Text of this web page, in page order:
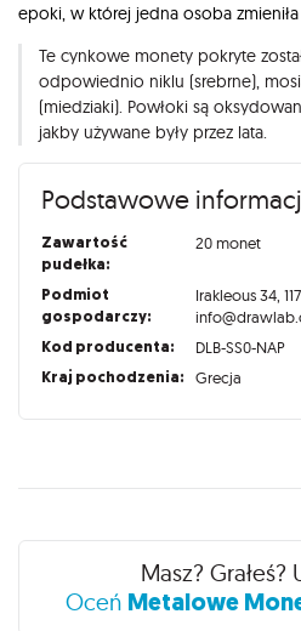
epoki, w której jedna osoba
Te cynkowe monety pokryte
odpowiednio niklu (srebrne),
(miedziaki). Powłoki są
jakby używane były przez lata.
Podstawowe
Zawartość
pudełka:
20 monet
Podmiot
gospodarczy:
Irakleous 34,
Kod producenta: DLB-SS0-NAP
Kraj pochodzenia: Grecja
Recenzje
Masz? Grałeś?
Oceń Metalowe